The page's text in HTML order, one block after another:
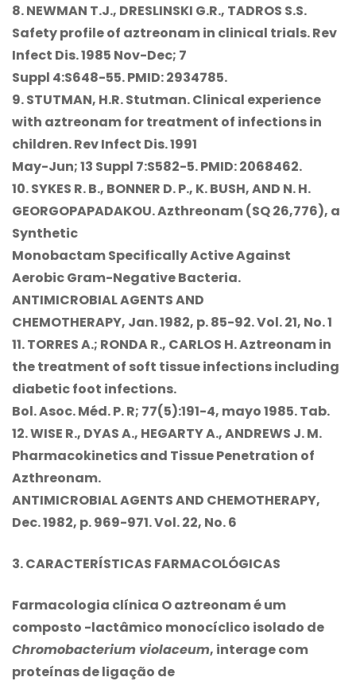
8. NEWMAN T.J., DRESLINSKI G.R., TADROS S.S.
Safety profile of aztreonam in clinical trials.Rev
Infect Dis. 1985 Nov-Dec; 7
Suppl 4:S648-55. PMID: 2934785.
9. STUTMAN, H.R. Stutman.Clinical experience
with aztreonam for treatment of infections in
children.Rev Infect Dis. 1991
May-Jun; 13 Suppl 7:S582-5. PMID: 2068462.
10. SYKES R. B., BONNER D. P., K. BUSH, AND N. H.
GEORGOPAPADAKOU.Azthreonam (SQ 26,776), a
Synthetic
Monobactam Specifically Active Against
Aerobic Gram-Negative Bacteria.
ANTIMICROBIAL AGENTS AND
CHEMOTHERAPY, Jan. 1982, p. 85-92. Vol. 21, No. 1
11. TORRES A.; RONDA R., CARLOS H.Aztreonam in
the treatment of soft tissue infections including
diabetic foot infections.
Bol. Asoc. Méd. P. R; 77(5):191-4, mayo 1985. Tab.
12. WISE R., DYAS A., HEGARTY A., ANDREWS J. M.
Pharmacokinetics and Tissue Penetration of
Azthreonam.
ANTIMICROBIAL AGENTS AND CHEMOTHERAPY,
Dec. 1982, p. 969-971. Vol. 22, No. 6
3. CARACTERÍSTICAS FARMACOLÓGICAS
Farmacologia clínica O aztreonam é um
composto -lactâmico monocíclico isolado de
Chromobacterium violaceum, interage com
proteínas de ligação de